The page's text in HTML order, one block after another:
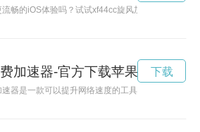
畅的iOS体验吗？试试xf44cc旋风加速，让你告别
加速器-官方下载苹果
器是一款可以提升网络速度的工具，通过优化网
下载